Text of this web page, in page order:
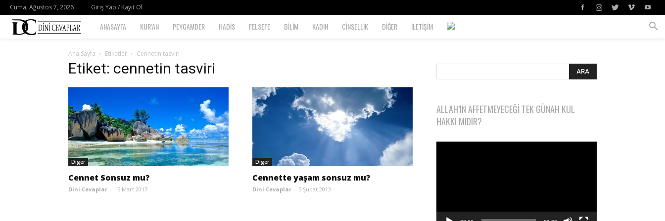
Cuma, Ağustos 7, 2026 Giriş Yap / Kayıt Ol
Dini
Cevaplar
ANASAYFA KUR’AN PEYGAMBER HADİS FELSEFE BİLİM KADIN CİNSELLİK DİĞER İLETİŞİM
Ana Sayfa Etiketler Cennetin tasviri
Etiket: cennetin tasviri
Diger
Cennet Sonsuz mu?
Dini Cevaplar - 15 Mart 2017
Diger
Cennette yaşam sonsuz mu?
Dini Cevaplar - 5 Şubat 2013
ALLAH’IN AFFETMEYECEĞI TEK GÜNAH KUL
HAKKI MIDIR?